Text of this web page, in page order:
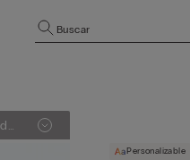
Buscar
Personalizable